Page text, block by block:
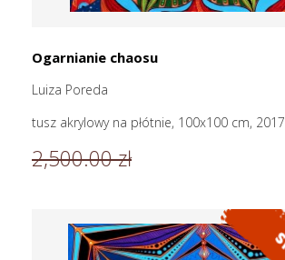
Ogarnianie chaosu
Luiza Poreda
tusz akrylowy na płótnie, 100x100 cm, 2017
2,500.00 zł